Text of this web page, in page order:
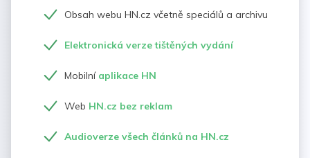
Obsah webu HN.cz včetně speciálů a archivu
Elektronická verze tištěných vydání
Mobilní aplikace HN
Web HN.cz bez reklam
Audioverze všech článků na HN.cz